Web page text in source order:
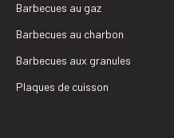
Barbecues au gaz
Barbecues au charbon
Barbecues aux granules
Plaques de cuisson